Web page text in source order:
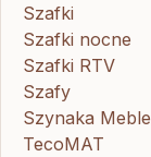
Szafki
Szafki nocne
Szafki RTV
Szafy
Szynaka Meble
TecoMAT